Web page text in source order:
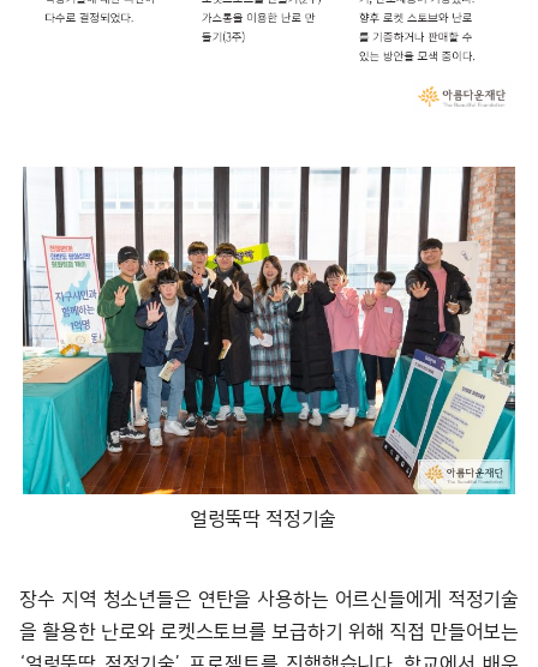
얼렁뚝딱 적정기술
장수 지역 청소년들은 연탄을 사용하는 어르신들에게 적정기술
을 활용한 난로와 로켓스토브를 보급하기 위해 직접 만들어보는